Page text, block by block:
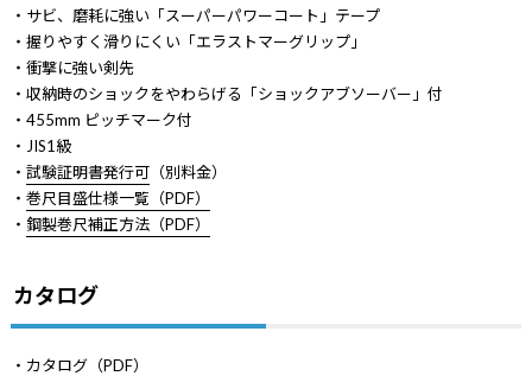
・サビ、磨耗に強い「スーパーパワーコート」テープ
・握りやすく滑りにくい「エラストマーグリップ」
・衝撃に強い剣先
・収納時のショックをやわらげる「ショックアブソーバー」付
・455mm ピッチマーク付
・JIS1級
・ 試験証明書発行可（別料金）
・ 巻尺目盛仕様一覧（PDF）
・ 鋼製巻尺補正方法（PDF）
カタログ
・ カタログ（PDF）